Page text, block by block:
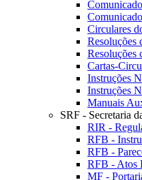
Circulares
Resoluções
Resoluções
Cartas-
Instruções
Instruções
Manuais
SRF - Secretaria
RIR -
RFB -
RFB -
RFB - Atos
MF -